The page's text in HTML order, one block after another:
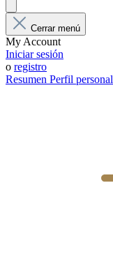
Cerrar menú
My Account
Iniciar sesión
o registro
Resumen Perfil personal